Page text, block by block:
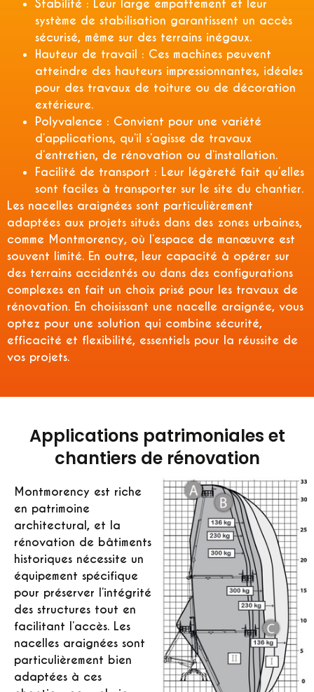
Stabilité : Leur large empattement et leur
système de stabilisation garantissent un accès
sécurisé, même sur des terrains inégaux.
Hauteur de travail : Ces machines peuvent
atteindre des hauteurs impressionnantes, idéales
pour des travaux de toiture ou de décoration
extérieure.
Polyvalence : Convient pour une variété
d’applications, qu’il s’agisse de travaux
d’entretien, de rénovation ou d’installation.
Facilité de transport : Leur légèreté fait qu’elles
sont faciles à transporter sur le site du chantier.
Les nacelles araignées sont particulièrement
adaptées aux projets situés dans des zones urbaines,
comme Montmorency, où l’espace de manœuvre est
souvent limité. En outre, leur capacité à opérer sur
des terrains accidentés ou dans des configurations
complexes en fait un choix prisé pour les travaux de
rénovation. En choisissant une nacelle araignée, vous
optez pour une solution qui combine sécurité,
efficacité et flexibilité, essentiels pour la réussite de
vos projets.
Applications patrimoniales et
chantiers de rénovation
Montmorency est riche
en patrimoine
architectural, et la
rénovation de bâtiments
historiques nécessite un
équipement spécifique
pour préserver l’intégrité
des structures tout en
facilitant l’accès. Les
nacelles araignées sont
particulièrement bien
adaptées à ces